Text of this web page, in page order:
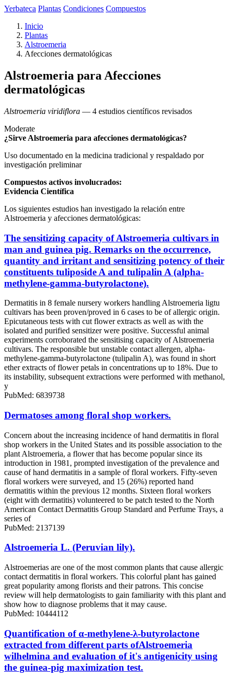
Yerbateca Plantas Condiciones Compuestos
Inicio
Plantas
Alstroemeria
Afecciones dermatológicas
Alstroemeria para Afecciones
dermatológicas
Alstroemeria viridiflora — 4 estudios científicos revisados
Moderate
¿Sirve Alstroemeria para afecciones dermatológicas?
Uso documentado en la medicina tradicional y respaldado por
investigación preliminar
Compuestos activos involucrados:
Evidencia Científica
Los siguientes estudios han investigado la relación entre
Alstroemeria y afecciones dermatológicas:
The sensitizing capacity of Alstroemeria cultivars in
man and guinea pig. Remarks on the occurrence,
quantity and irritant and sensitizing potency of their
constituents tuliposide A and tulipalin A (alpha-
methylene-gamma-butyrolactone).
Dermatitis in 8 female nursery workers handling Alstroemeria ligtu
cultivars has been proven/proved in 6 cases to be of allergic origin.
Epicutaneous tests with cut flower extracts as well as with the
isolated and purified sensitizer were positive. Successful animal
experiments corroborated the sensitising capacity of Alstroemeria
cultivars. The responsible but unstable contact allergen, alpha-
methylene-gamma-butyrolactone (tulipalin A), was found in short
ether extracts of flower petals in concentrations up to 18%. Due to
its instability, subsequent extractions were performed with methanol,
y
PubMed: 6839738
Dermatoses among floral shop workers.
Concern about the increasing incidence of hand dermatitis in floral
shop workers in the United States and its possible association to the
plant Alstroemeria, a flower that has become popular since its
introduction in 1981, prompted investigation of the prevalence and
cause of hand dermatitis in a sample of floral workers. Fifty-seven
floral workers were surveyed, and 15 (26%) reported hand
dermatitis within the previous 12 months. Sixteen floral workers
(eight with dermatitis) volunteered to be patch tested to the North
American Contact Dermatitis Group Standard and Perfume Trays, a
series of
PubMed: 2137139
Alstroemeria L. (Peruvian lily).
Alstroemerias are one of the most common plants that cause allergic
contact dermatitis in floral workers. This colorful plant has gained
great popularity among florists and their patrons. This concise
review will help dermatologists to gain familiarity with this plant and
show how to diagnose problems that it may cause.
PubMed: 10444112
Quantification of α-methylene-λ-butyrolactone
extracted from different parts ofAlstroemeria
wilhelmina and evaluation of it's antigenicity using
the guinea-pig maximization test.